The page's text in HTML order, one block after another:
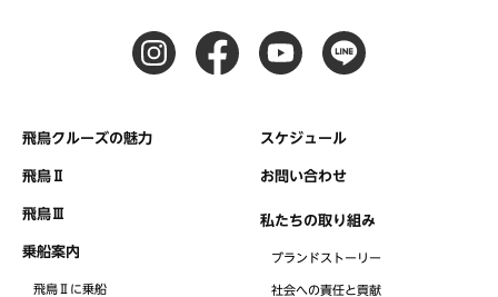
飛鳥クルーズの魅力
飛鳥Ⅱ
飛鳥Ⅲ
乗船案内
飛鳥Ⅱに乗船
スケジュール
お問い合わせ
私たちの取り組み
ブランドストーリー
社会への責任と貢献